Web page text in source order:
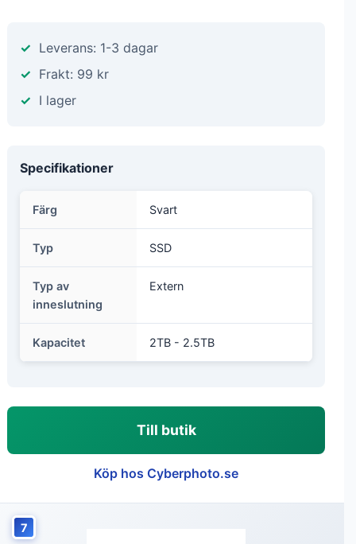
Leverans: 1-3 dagar
Frakt: 99 kr
I lager
Specifikationer
Färg Svart
Typ SSD
Typ av
inneslutning
Extern
Kapacitet 2TB - 2.5TB
Till butik
Köp hos Cyberphoto.se
7